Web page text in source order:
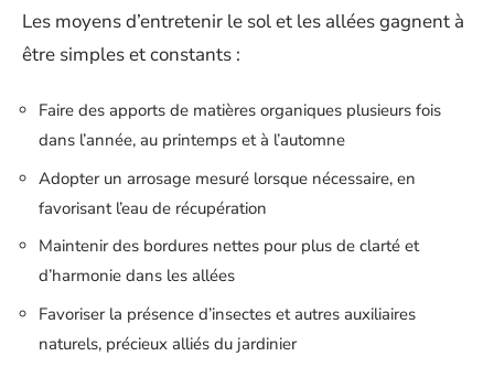
Les moyens d’entretenir le sol et les allées gagnent à
être simples et constants :
Faire des apports de matières organiques plusieurs fois
dans l’année, au printemps et à l’automne
Adopter un arrosage mesuré lorsque nécessaire, en
favorisant l’eau de récupération
Maintenir des bordures nettes pour plus de clarté et
d’harmonie dans les allées
Favoriser la présence d’insectes et autres auxiliaires
naturels, précieux alliés du jardinier